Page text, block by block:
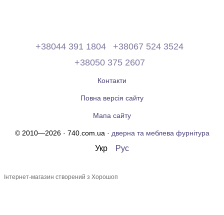
+38044 391 1804
+38067 524 3524
+38050 375 2607
Контакти
Повна версія сайту
Мапа сайту
© 2010—2026 · 740.com.ua · дверна та меблева фурнітура
Укр Рус
Інтернет-магазин створений з Хорошоп